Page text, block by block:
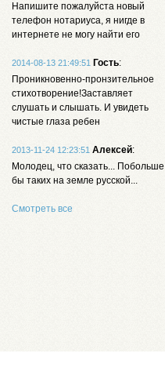
Напишите пожалуйста новый
телефон нотариуса, я нигде в
интернете не могу найти его
2014-08-13 21:49:51 Гость:
Проникновенно-пронзительное
стихотворение!Заставляет
слушать и слышать. И увидеть
чистые глаза ребен
2013-11-24 12:23:51 Алексей:
Молодец, что сказать... Побольше
бы таких на земле русской...
Смотреть все